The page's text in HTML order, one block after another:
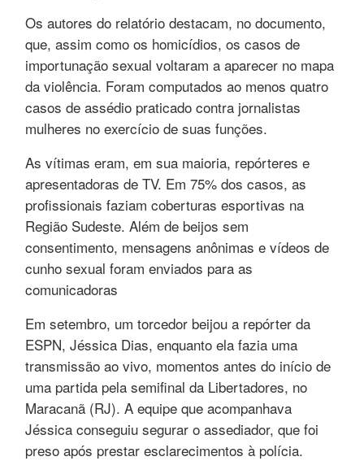
Os autores do relatório destacam, no documento,
que, assim como os homicídios, os casos de
importunação sexual voltaram a aparecer no mapa
da violência. Foram computados ao menos quatro
casos de assédio praticado contra jornalistas
mulheres no exercício de suas funções.
As vítimas eram, em sua maioria, repórteres e
apresentadoras de TV. Em 75% dos casos, as
profissionais faziam coberturas esportivas na
Região Sudeste. Além de beijos sem
consentimento, mensagens anônimas e vídeos de
cunho sexual foram enviados para as
comunicadoras
Em setembro, um torcedor beijou a repórter da
ESPN, Jéssica Dias, enquanto ela fazia uma
transmissão ao vivo, momentos antes do início de
uma partida pela semifinal da Libertadores, no
Maracanã (RJ). A equipe que acompanhava
Jéssica conseguiu segurar o assediador, que foi
preso após prestar esclarecimentos à polícia.